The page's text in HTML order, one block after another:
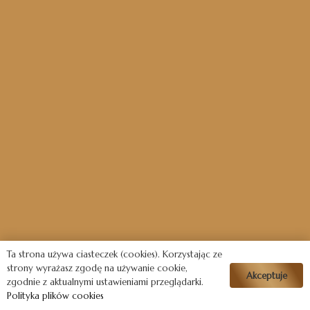
Ta strona używa ciasteczek (cookies). Korzystając ze
strony wyrażasz zgodę na używanie cookie,
zgodnie z aktualnymi ustawieniami przeglądarki.
Polityka plików cookies
Akceptuje